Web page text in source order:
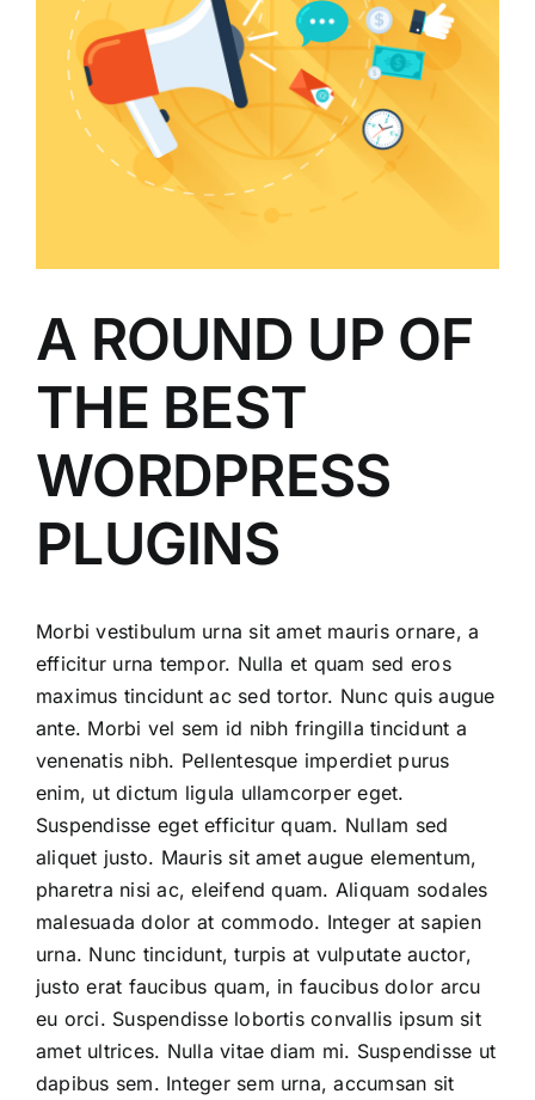
A ROUND UP OF
THE BEST
WORDPRESS
PLUGINS
Morbi vestibulum urna sit amet mauris ornare, a
efficitur urna tempor. Nulla et quam sed eros
maximus tincidunt ac sed tortor. Nunc quis augue
ante. Morbi vel sem id nibh fringilla tincidunt a
venenatis nibh. Pellentesque imperdiet purus
enim, ut dictum ligula ullamcorper eget.
Suspendisse eget efficitur quam. Nullam sed
aliquet justo. Mauris sit amet augue elementum,
pharetra nisi ac, eleifend quam. Aliquam sodales
malesuada dolor at commodo. Integer at sapien
urna. Nunc tincidunt, turpis at vulputate auctor,
justo erat faucibus quam, in faucibus dolor arcu
eu orci. Suspendisse lobortis convallis ipsum sit
amet ultrices. Nulla vitae diam mi. Suspendisse ut
dapibus sem. Integer sem urna, accumsan sit